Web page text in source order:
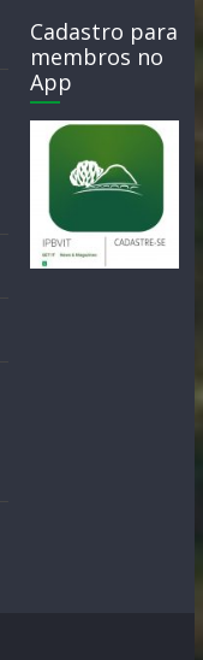
Cadastro para
membros no
App